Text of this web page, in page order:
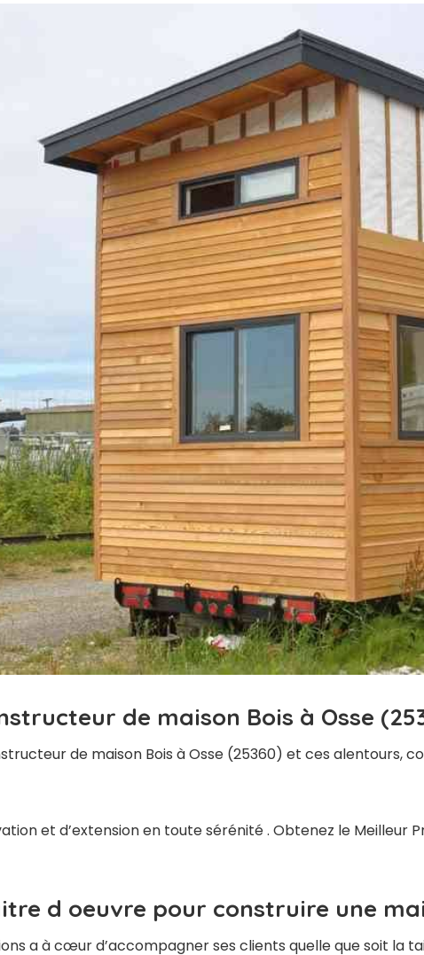
de maison Bois à Osse
de maison Bois à Osse (25360) et ces alentours,
et d’extension en toute sérénité . Obtenez le Meilleur
d oeuvre pour construire une
a à cœur d’accompagner ses clients quelle que soit la